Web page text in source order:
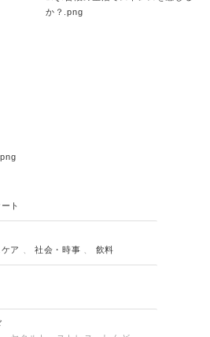
か？.png
ト
ア 、社会・時事 飲料